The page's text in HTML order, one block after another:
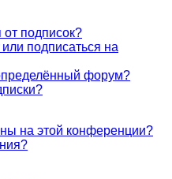
от подписок?
или подписаться на
форум?
на этой конференции?